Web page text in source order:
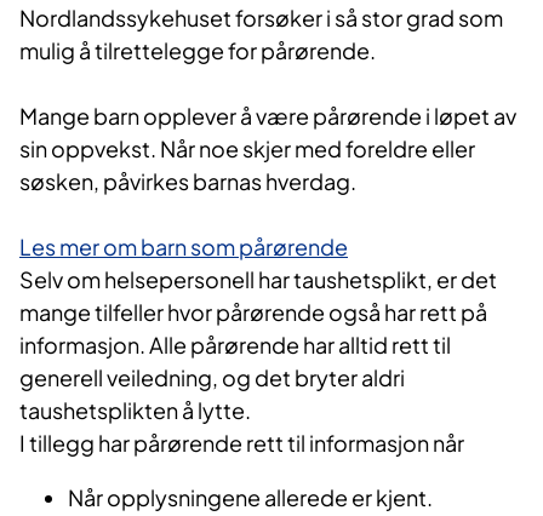
Nordlandssykehuset forsøker i så stor grad som
mulig å tilrettelegge for pårørende.
Mange barn opplever å være pårørende i løpet av
sin oppvekst. Når noe skjer med foreldre eller
søsken, påvirkes barnas hverdag.
Les mer om barn som pårørende​
Selv om helsepersonell har taushetsplikt, er det
mange tilfeller hvor pårørende også har rett på
informasjon. Alle pårørende har alltid rett til
generell veiledning, og det bryter aldri
taushetsplikten å lytte.
I tillegg har pårørende rett til informasjon når
Når opplysningene allerede er kjent.